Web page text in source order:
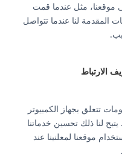
موقعنا، مثل عندما قمت
المقدمة لنا عندما تتواصل
الارتباط
تتعلق بجهاز الكمبيوتر
لنا ذلك تحسين خدماتنا
موقعنا لمعلنينا عند